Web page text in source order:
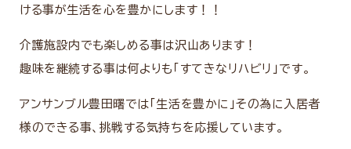
ける事が生活を心を豊かにします！！
介護施設内でも楽しめる事は沢山あります！
趣味を継続する事は何よりも「すてきなリハビリ」です。
アンサンブル豊田曙では「生活を豊かに」その為に入居者
様のできる事、挑戦する気持ちを応援しています。